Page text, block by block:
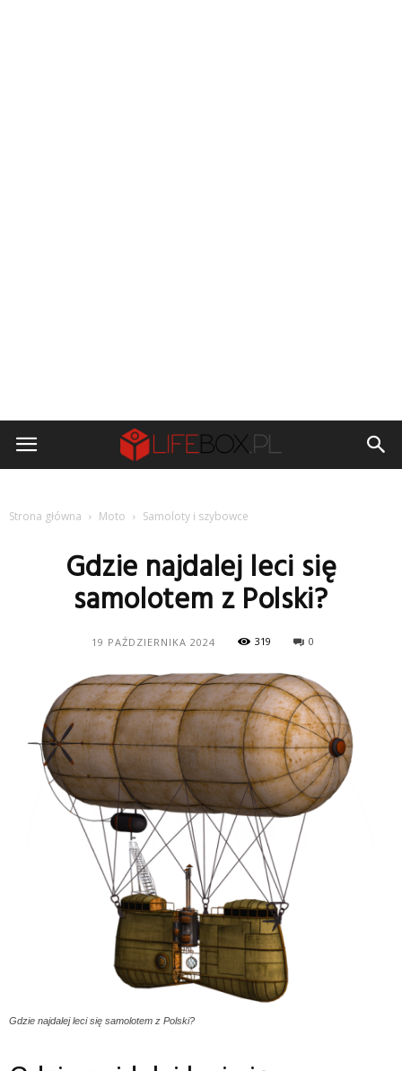
Strona główna Moto Samoloty i szybowce
Gdzie najdalej leci się
samolotem z Polski?
19 PAŹDZIERNIKA 2024 319 0
Gdzie najdalej leci się samolotem z Polski?